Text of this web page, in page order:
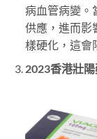
病血管病變。
供應，進而影
樣硬化，這會
2023香港壯